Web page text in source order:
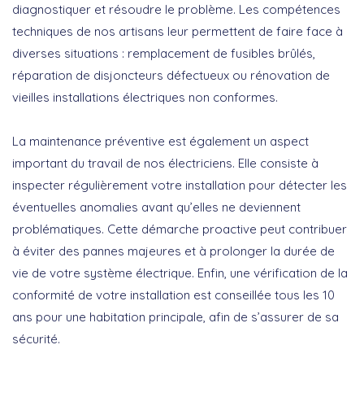
diagnostiquer et résoudre le problème. Les compétences
techniques de nos artisans leur permettent de faire face à
diverses situations : remplacement de fusibles brûlés,
réparation de disjoncteurs défectueux ou rénovation de
vieilles installations électriques non conformes.
La maintenance préventive est également un aspect
important du travail de nos électriciens. Elle consiste à
inspecter régulièrement votre installation pour détecter les
éventuelles anomalies avant qu’elles ne deviennent
problématiques. Cette démarche proactive peut contribuer
à éviter des pannes majeures et à prolonger la durée de
vie de votre système électrique. Enfin, une vérification de la
conformité de votre installation est conseillée tous les 10
ans pour une habitation principale, afin de s’assurer de sa
sécurité.